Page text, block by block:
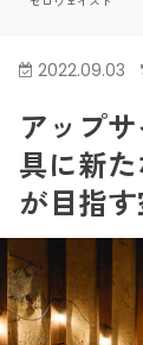
2022.09.03
アップ
具に新た
が目指